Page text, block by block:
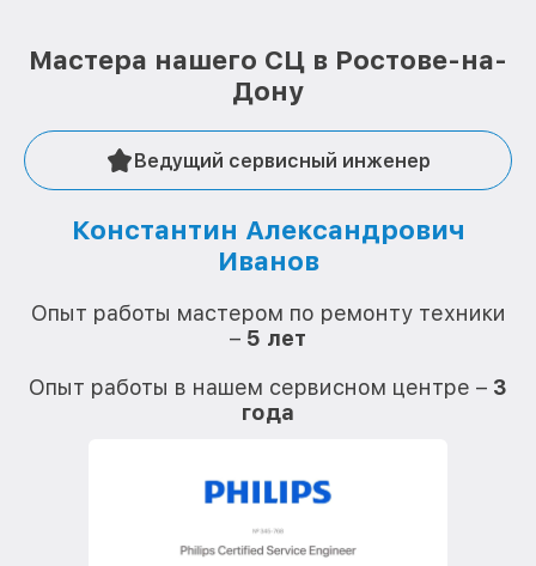
Мастера нашего СЦ в Ростове-на-
Дону
Ведущий сервисный инженер
Константин Александрович
Иванов
Опыт работы мастером по ремонту техники
– 5 лет
Опыт работы в нашем сервисном центре – 3
года